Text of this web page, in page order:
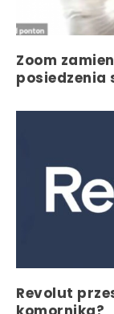
Zoom
posiedzenia
Revolut